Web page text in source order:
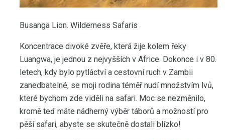
Busanga Lion. Wilderness Safaris
Koncentrace divoké zvěře, která žije kolem řeky
Luangwa, je jednou z nejvyšších v Africe. Dokonce i v 80.
letech, kdy bylo pytláctví a cestovní ruch v Zambii
zanedbatelné, se moji rodina téměř nudí množstvím lvů,
které bychom zde viděli na safari. Moc se nezměnilo,
kromě teď máte nádherný výběr táborů a možností pro
pěší safari, abyste se skutečně dostali blízko!